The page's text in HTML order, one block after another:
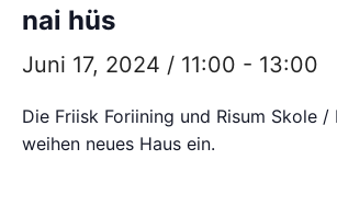
nai hüs
Juni 17, 2024 / 11:00 - 13:00
Die Friisk Foriining und Risum Skole /
weihen neues Haus ein.